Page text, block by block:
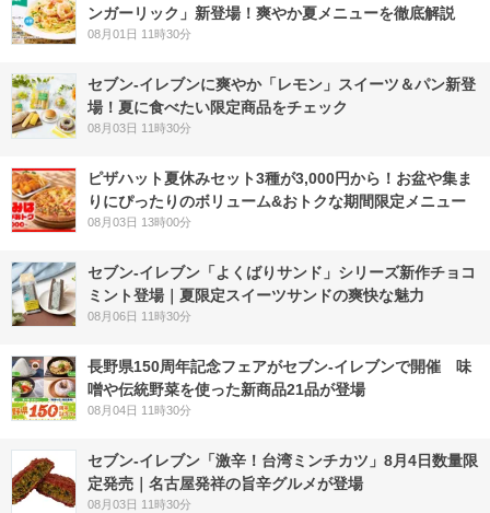
ンガーリック」新登場！爽やか夏メニューを徹底解説
08月01日 11時30分
セブン‐イレブンに爽やか「レモン」スイーツ＆パン新登
場！夏に食べたい限定商品をチェック
08月03日 11時30分
ピザハット夏休みセット3種が3,000円から！お盆や集ま
りにぴったりのボリューム&おトクな期間限定メニュー
08月03日 13時00分
セブン‐イレブン「よくばりサンド」シリーズ新作チョコ
ミント登場｜夏限定スイーツサンドの爽快な魅力
08月06日 11時30分
長野県150周年記念フェアがセブン-イレブンで開催 味
噌や伝統野菜を使った新商品21品が登場
08月04日 11時30分
セブン-イレブン「激辛！台湾ミンチカツ」8月4日数量限
定発売｜名古屋発祥の旨辛グルメが登場
08月03日 11時30分